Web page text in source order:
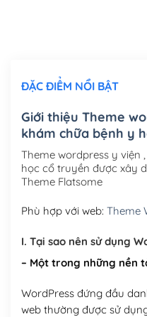
Mua thêm Host + Tên miền
Tên miền quốc tế
Tên miền Việt Nam
Hosting 2GB SSD (1
Hosting 8GB SSD (1
ĐẶC ĐIỂM NỔI BẬT
Giới thiệu Theme
khám chữa bệnh y
Theme wordpress y viện
học cổ truyền được xây
Theme Flatsome
Phù hợp với web: Theme
I. Tại sao nên sử dụng
– Một trong những nền
WordPress đứng đầu
web thường được sử